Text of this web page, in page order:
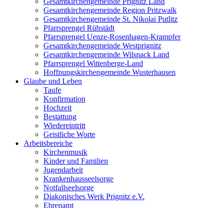
Gesamtkirchengemeinde Region Pritzwalk
Gesamtkirchengemeinde St. Nikolai Putlitz
Pfarrsprengel Rühstädt
Pfarrsprengel Uenze-Rosenhagen-Krampfer
Gesamtkirchengemeinde Westprignitz
Gesamtkirchengemeinde Wilsnack Land
Pfarrsprengel Wittenberge-Land
Hoffnungskirchengemeinde Wusterhausen
Glaube und Leben
Taufe
Konfirmation
Hochzeit
Bestattung
Wiedereintritt
Geistliche Worte
Arbeitsbereiche
Kirchenmusik
Kinder und Familien
Jugendarbeit
Krankenhausseelsorge
Notfallseelsorge
Diakonisches Werk Prignitz e.V.
Ehrenamt